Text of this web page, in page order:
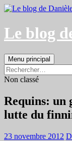
Aller
contenu
Le blog
Recherche
Menu principal
Rechercher :
Non classé
Requins: un
lutte du
23 novembre 2012